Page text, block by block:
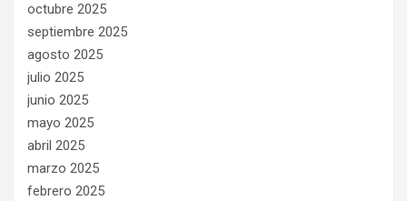
octubre 2025
septiembre 2025
agosto 2025
julio 2025
junio 2025
mayo 2025
abril 2025
marzo 2025
febrero 2025